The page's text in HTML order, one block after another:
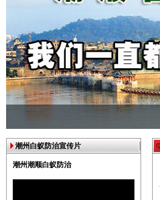
潮州白蚁防治宣传片
潮州潮顺白蚁防治